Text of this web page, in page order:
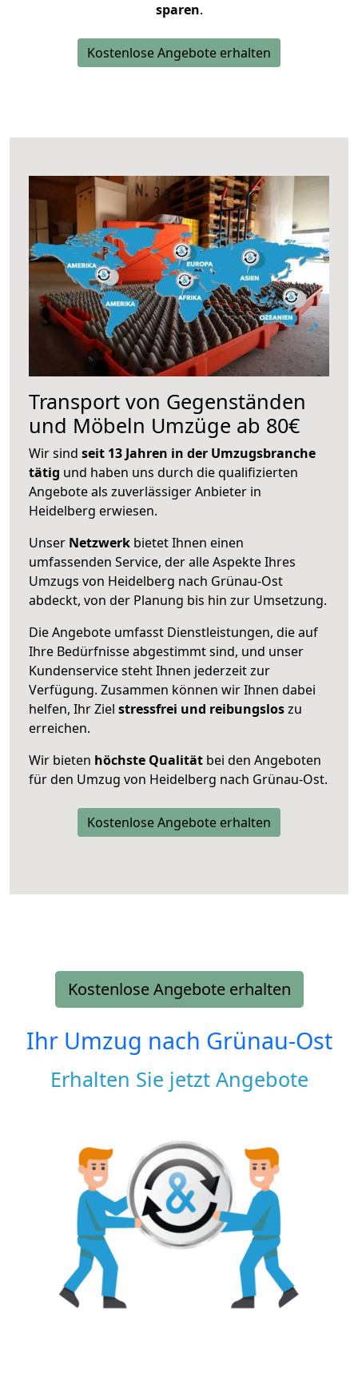
sparen.
Kostenlose Angebote erhalten
Transport von Gegenständen
und Möbeln Umzüge ab 80€
Wir sind seit 13 Jahren in der Umzugsbranche
tätig und haben uns durch die qualifizierten
Angebote als zuverlässiger Anbieter in
Heidelberg erwiesen.
Unser Netzwerk bietet Ihnen einen
umfassenden Service, der alle Aspekte Ihres
Umzugs von Heidelberg nach Grünau-Ost
abdeckt, von der Planung bis hin zur Umsetzung.
Die Angebote umfasst Dienstleistungen, die auf
Ihre Bedürfnisse abgestimmt sind, und unser
Kundenservice steht Ihnen jederzeit zur
Verfügung. Zusammen können wir Ihnen dabei
helfen, Ihr Ziel stressfrei und reibungsloszu
erreichen.
Wir bieten höchste Qualität bei den Angeboten
für den Umzug von Heidelberg nach Grünau-Ost.
Kostenlose Angebote erhalten
Kostenlose Angebote erhalten
Ihr Umzug nach Grünau-Ost
Erhalten Sie jetzt Angebote